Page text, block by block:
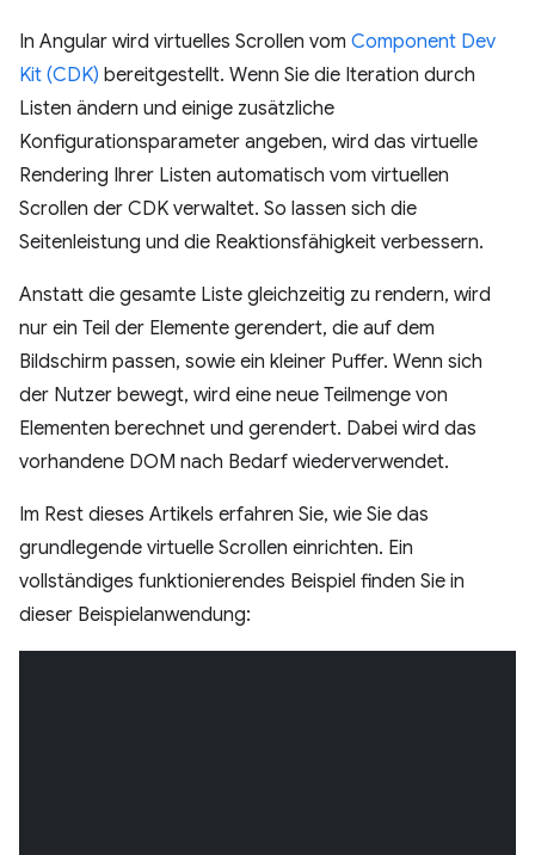
In Angular wird virtuelles Scrollen vom Component Dev
Kit (CDK) bereitgestellt. Wenn Sie die Iteration durch
Listen ändern und einige zusätzliche
Konfigurationsparameter angeben, wird das virtuelle
Rendering Ihrer Listen automatisch vom virtuellen
Scrollen der CDK verwaltet. So lassen sich die
Seitenleistung und die Reaktionsfähigkeit verbessern.
Anstatt die gesamte Liste gleichzeitig zu rendern, wird
nur ein Teil der Elemente gerendert, die auf dem
Bildschirm passen, sowie ein kleiner Puffer. Wenn sich
der Nutzer bewegt, wird eine neue Teilmenge von
Elementen berechnet und gerendert. Dabei wird das
vorhandene DOM nach Bedarf wiederverwendet.
Im Rest dieses Artikels erfahren Sie, wie Sie das
grundlegende virtuelle Scrollen einrichten. Ein
vollständiges funktionierendes Beispiel finden Sie in
dieser Beispielanwendung: